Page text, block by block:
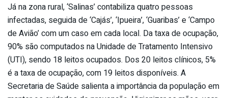
Já na zona rural, ‘Salinas’ contabiliza quatro pessoas
infectadas, seguida de ‘Cajás’, ‘Ipueira’, ‘Guaribas’ e ‘Campo
de Avião’ com um caso em cada local. Da taxa de ocupação,
90% são computados na Unidade de Tratamento Intensivo
(UTI), sendo 18 leitos ocupados. Dos 20 leitos clínicos, 5%
é a taxa de ocupação, com 19 leitos disponíveis. A
Secretaria de Saúde salienta a importância da população em